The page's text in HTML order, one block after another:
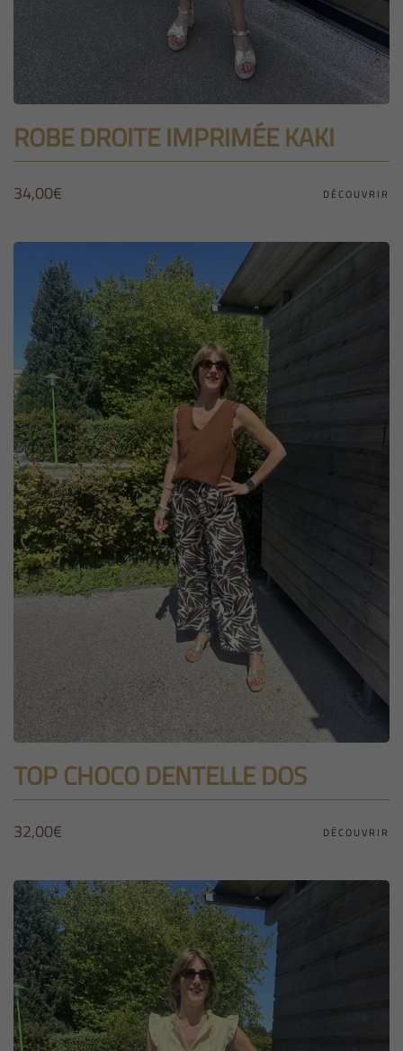
ROBE DROITE IMPRIMÉE KAKI
34,00€ DÉCOUVRIR
TOP CHOCO DENTELLE DOS
32,00€ DÉCOUVRIR